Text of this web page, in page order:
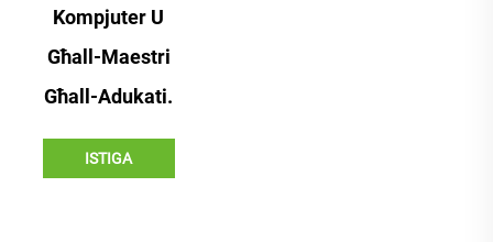
Kompjuter U
Għall-Maestri
Għall-Adukati.
ISTIGA